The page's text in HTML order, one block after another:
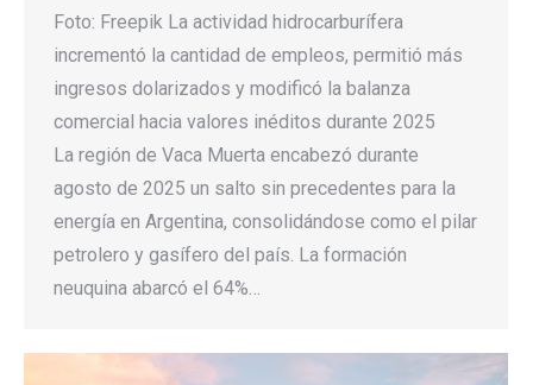
Foto: Freepik La actividad hidrocarburífera
incrementó la cantidad de empleos, permitió más
ingresos dolarizados y modificó la balanza
comercial hacia valores inéditos durante 2025
La región de Vaca Muerta encabezó durante
agosto de 2025 un salto sin precedentes para la
energía en Argentina, consolidándose como el pilar
petrolero y gasífero del país. La formación
neuquina abarcó el 64%…